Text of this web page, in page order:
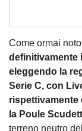
Come ormai
definitivamente
eleggendo la
Serie C, con
rispettivamente
la Poule
terreno neutro